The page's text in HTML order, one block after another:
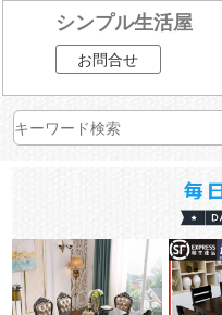
シンプル生活屋
お問合せ